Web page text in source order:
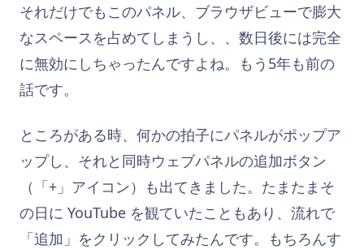
それだけでもこのパネル、ブラウザビューで膨大
なスペースを占めてしまうし、、数日後には完全
に無効にしちゃったんですよね。もう5年も前の
話です。
ところがある時、何かの拍子にパネルがポップア
ップし、それと同時ウェブパネルの追加ボタン
（「+」アイコン）も出てきました。たまたまそ
の日に YouTube を観ていたこともあり、流れで
「追加」をクリックしてみたんです。もちろんす